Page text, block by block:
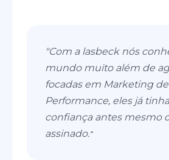
"Com a lasbeck nós
mundo muito além de
focadas em Marketing de
Performance, eles já
confiança antes mesmo
assinado.”